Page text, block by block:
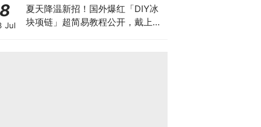
8
Jul
夏天降温新招！国外爆红「DIY冰
块项链」超简易教程公开，戴上瞬